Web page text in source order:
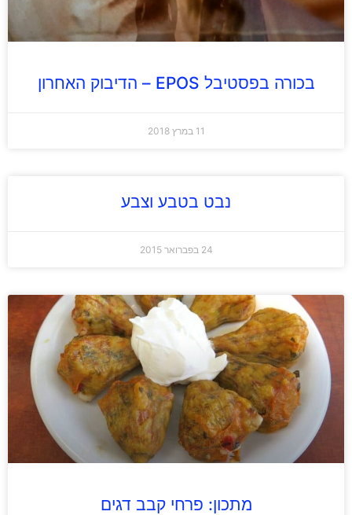
בכורה בפסטיבל EPOS – הדיבוק האחרון
11 במרץ 2018
נבט בטבע וצבע
24 בפברואר 2015
מתכון: פרחי קבב דגים